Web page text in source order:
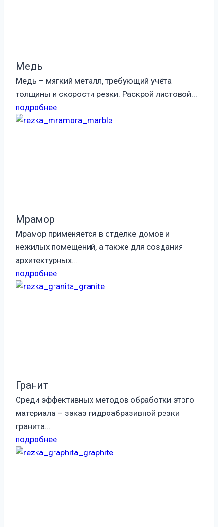
Медь
Медь – мягкий металл, требующий учёта
толщины и скорости резки. Раскрой листовой...
подробнее
Мрамор
Мрамор применяется в отделке домов и
нежилых помещений, а также для создания
архитектурных...
подробнее
Гранит
Среди эффективных методов обработки этого
материала – заказ гидроабразивной резки
гранита...
подробнее